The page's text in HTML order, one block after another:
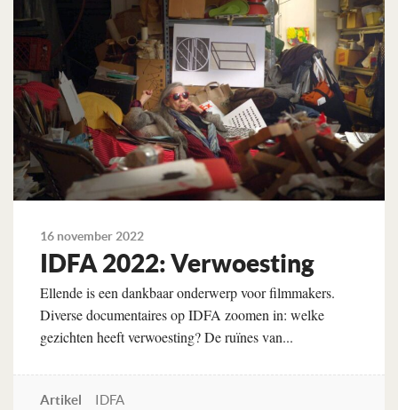
16 november 2022
IDFA 2022: Verwoesting
Ellende is een dankbaar onderwerp voor filmmakers.
Diverse documentaires op IDFA zoomen in: welke
gezichten heeft verwoesting? De ruïnes van...
Artikel IDFA